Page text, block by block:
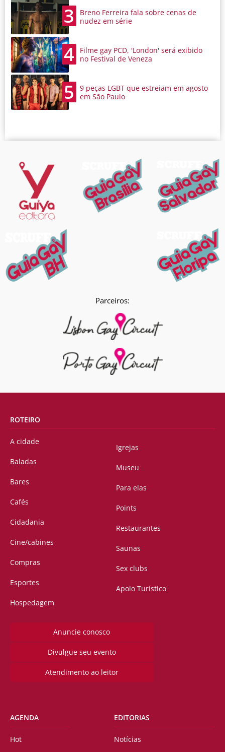
3
Breno Ferreira fala sobre cenas de
nudez em série
4
Filme gay PCD, 'London' será exibido
no Festival de Veneza
5
9 peças LGBT que estreiam em agosto
em São Paulo
Parceiros:
ROTEIRO
A cidade
Baladas
Bares
Cafés
Cidadania
Cine/cabines
Compras
Esportes
Hospedagem
Igrejas
Museu
Para elas
Points
Restaurantes
Saunas
Sex clubs
Apoio Turístico
Anuncie conosco
Divulgue seu evento
Atendimento ao leitor
AGENDA
Hot
EDITORIAS
Notícias